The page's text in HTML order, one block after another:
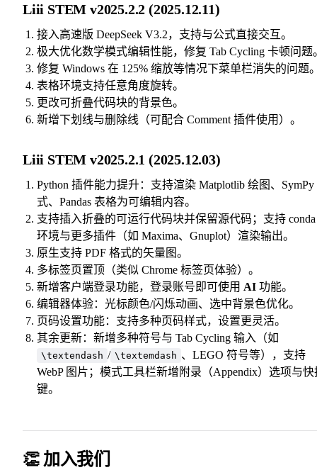
Liii STEM v2025.2.2 (2025.12.11)
接入高速版 DeepSeek V3.2，支持与公式直接交互。
极大优化数学模式编辑性能，修复 Tab Cycling 卡顿问题
修复 Windows 在 125% 缩放等情况下菜单栏消失的问题
表格环境支持任意角度旋转。
更改可折叠代码块的背景色。
新增下划线与删除线（可配合 Comment 插件使用）。
Liii STEM v2025.2.1 (2025.12.03)
Python 插件能力提升：支持渲染 Matplotlib 绘图、SymPy
式、Pandas 表格为可编辑内容。
支持插入折叠的可运行代码块并保留源代码；支持 conda
环境与更多插件（如 Maxima、Gnuplot）渲染输出。
原生支持 PDF 格式的矢量图。
多标签页置顶（类似 Chrome 标签页体验）。
新增客户端登录功能，登录账号即可使用 AI 功能。
编辑器体验：光标颜色/闪烁动画、选中背景色优化。
页码设置功能：支持多种页码样式，设置更灵活。
其余更新：新增多种符号与 Tab Cycling 输入（如
\textendash / \textemdash 、LEGO 符号等），支持
WebP 图片；模式工具栏新增附录（Appendix）选项与快
键。
👏 加入我们